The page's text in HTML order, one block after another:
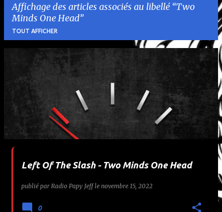
Affichage des articles associés au libellé Two
Minds One Head
TOUT AFFICHER
c
Left Of The Slash - Two Minds One Head
publié par Radio Papy Jeff le novembre 15, 2022
0